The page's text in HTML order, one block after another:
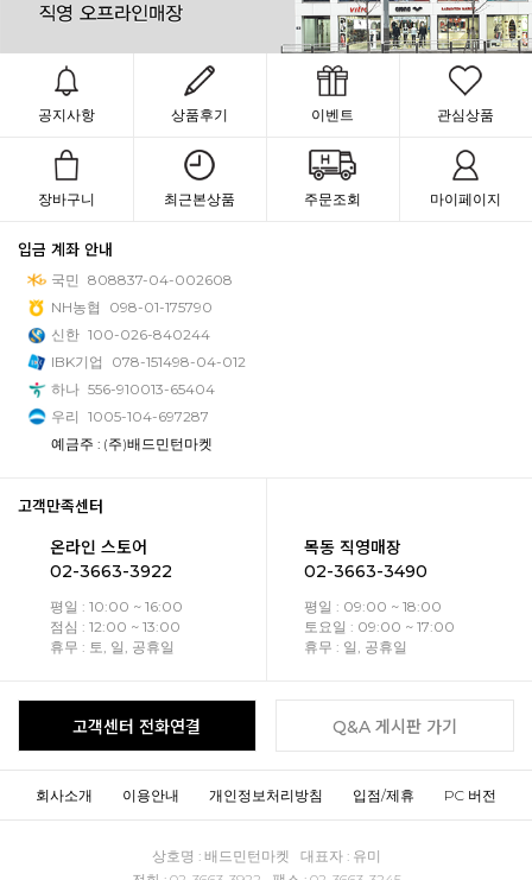
공지사항 상품후기 이벤트 관심상품
장바구니 최근본상품 주문조회 마이페이지
입금 계좌 안내
국민 808837-04-002608
NH농협
098-01-175790
신한 100-026-840244
IBK기업
078-151498-04-012
하나 556-910013-65404
우리 1005-104-697287
예금주 : (주)배드민턴마켓
고객만족센터
온라인 스토어
02-3663-3922
평일 : 10:00 ~ 16:00
점심 : 12:00 ~ 13:00
휴무 : 토, 일, 공휴일
목동 직영매장
02-3663-3490
평일 : 09:00 ~ 18:00
토요일 : 09:00 ~ 17:00
휴무 : 일, 공휴일
고객센터 전화연결 Q&A 게시판 가기
회사소개 이용안내 개인정보처리방침 입점/제휴 PC 버전
상호명 : 배드민턴마켓 대표자 : 유미